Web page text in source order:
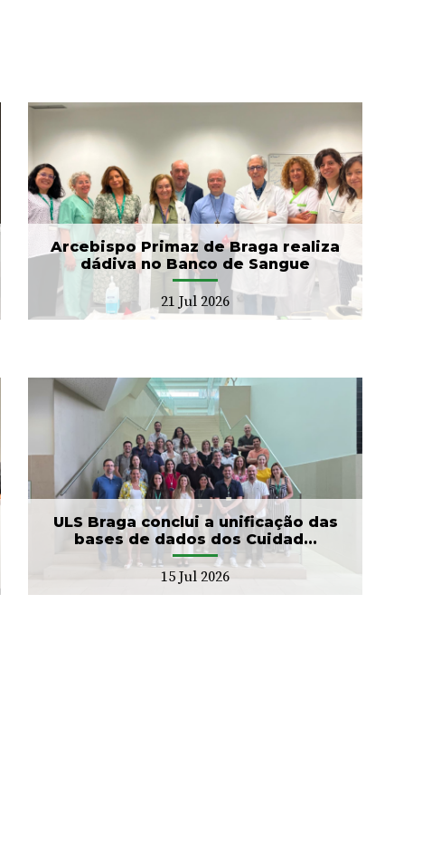
Arcebispo Primaz de Braga realiza
dádiva no Banco de Sangue
21 Jul 2026
ULS Braga conclui a unificação das
bases de dados dos Cuidad...
15 Jul 2026